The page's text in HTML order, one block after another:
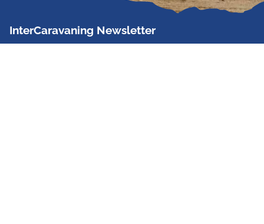
InterCaravaning Newsletter